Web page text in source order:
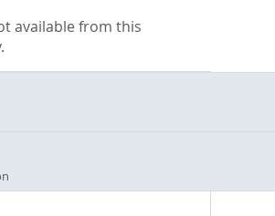
available from this